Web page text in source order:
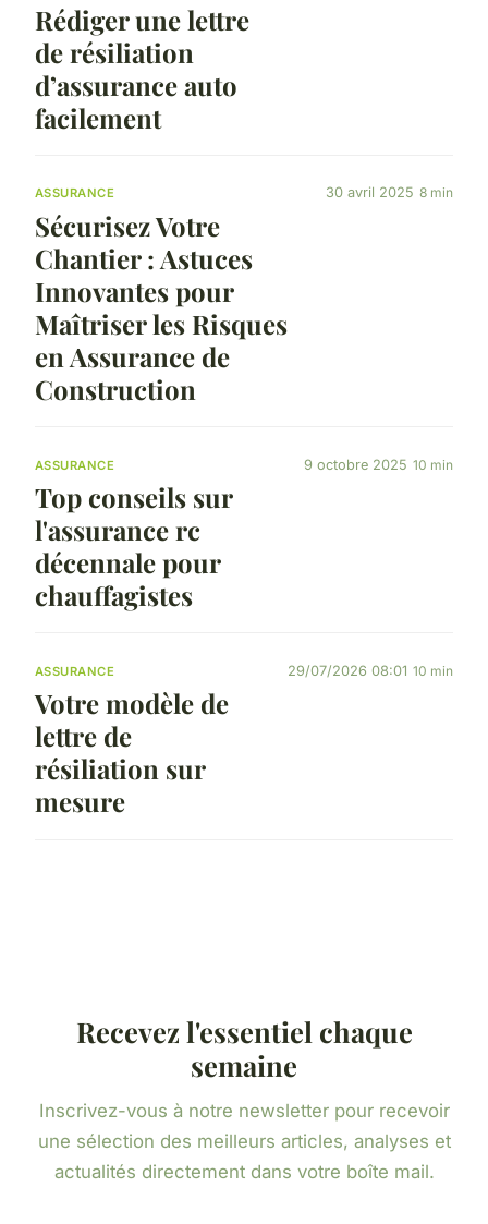
Rédiger une lettre
de résiliation
d’assurance auto
facilement
ASSURANCE
Sécurisez Votre
Chantier : Astuces
Innovantes pour
Maîtriser les Risques
en Assurance de
Construction
30 avril 2025 8 min
ASSURANCE
Top conseils sur
l'assurance rc
décennale pour
chauffagistes
9 octobre 2025 10 min
ASSURANCE
Votre modèle de
lettre de
résiliation sur
mesure
29/07/2026 08:01 10 min
Recevez l'essentiel chaque
semaine
Inscrivez-vous à notre newsletter pour recevoir
une sélection des meilleurs articles, analyses et
actualités directement dans votre boîte mail.